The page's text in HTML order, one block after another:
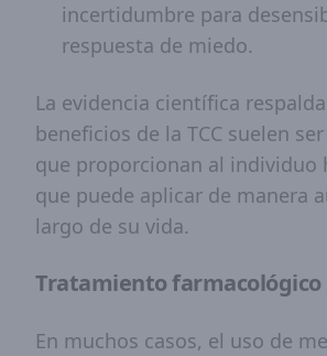
incertidumbre para
respuesta de miedo.
La evidencia científica
beneficios de la TCC suelen
que proporcionan al individuo
que puede aplicar de manera
largo de su vida.
Tratamiento farmacológico
En muchos casos, el uso de